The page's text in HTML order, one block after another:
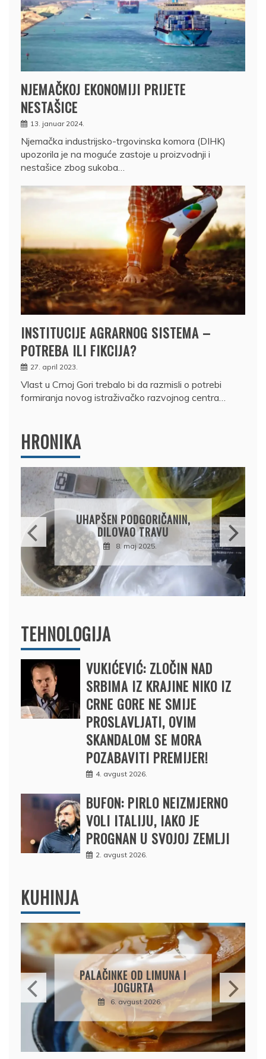
NJEMAČKOJ EKONOMIJI PRIJETE
NESTAŠICE
13. januar 2024.
Njemačka industrijsko-trgovinska komora (DIHK)
upozorila je na moguće zastoje u proizvodnji i
nestašice zbog sukoba…
INSTITUCIJE AGRARNOG SISTEMA –
POTREBA ILI FIKCIJA?
27. april 2023.
Vlast u Crnoj Gori trebalo bi da razmisli o potrebi
formiranja novog istraživačko razvojnog centra…
HRONIKA
UHAPŠEN PODGORIČANIN,
DILOVAO TRAVU
8. maj 2025.
TEHNOLOGIJA
VUKIĆEVIĆ: ZLOČIN NAD
SRBIMA IZ KRAJINE NIKO IZ
CRNE GORE NE SMIJE
PROSLAVLJATI, OVIM
SKANDALOM SE MORA
POZABAVITI PREMIJER!
4. avgust 2026.
BUFON: PIRLO NEIZMJERNO
VOLI ITALIJU, IAKO JE
PROGNAN U SVOJOJ ZEMLJI
2. avgust 2026.
KUHINJA
PALAČINKE OD LIMUNA I
JOGURTA
6. avgust 2026.